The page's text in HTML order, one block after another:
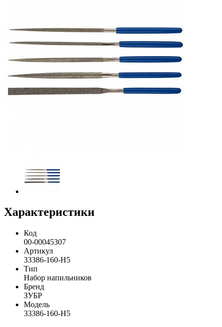
Характеристики
Код
00-00045307
Артикул
33386-160-H5
Тип
Набор напильников
Бренд
ЗУБР
Модель
33386-160-H5